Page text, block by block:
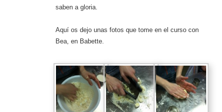
saben a gloria.
Aquí os dejo unas fotos que tome en el curso con
Bea, en Babette.